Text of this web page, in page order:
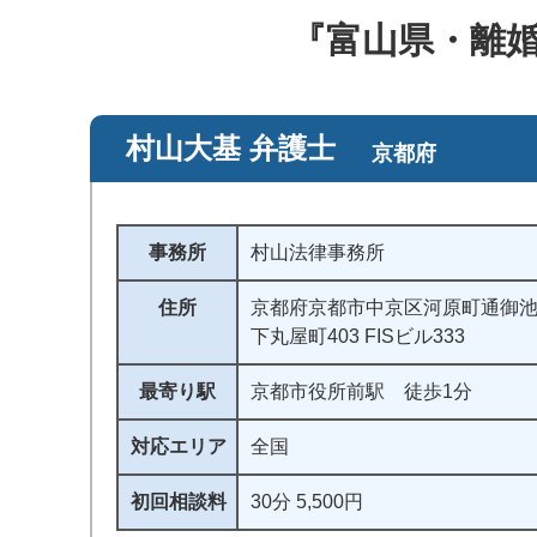
『富山県・離
村山大基 弁護士 京都府
事務所 村山法律事務所
住所
京都府京都市中京区河原町通御
下丸屋町403 FISビル333
最寄り駅 京都市役所前駅 徒歩1分
対応エリア 全国
初回相談料 30分 5,500円